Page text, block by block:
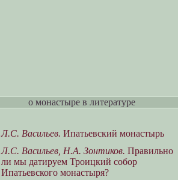
о монастыре в литературе
Л.С. Васильев. Ипатьевский монастырь
Л.С. Васильев, Н.А. Зонтиков. Правильно
ли мы датируем Троицкий собор
Ипатьевского монастыря?